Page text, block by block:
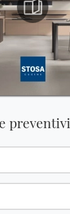
preventivi